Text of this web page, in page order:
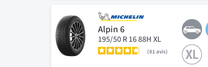
Alpin 6
195/50 R 16 88H XL
81avis